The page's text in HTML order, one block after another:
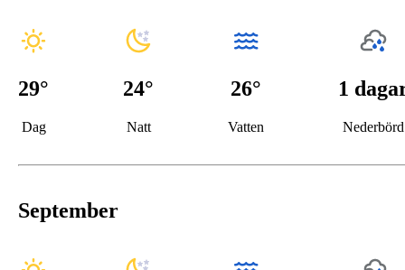
29°
Dag
24°
Natt
26°
Vatten
1
Nederbörd
September